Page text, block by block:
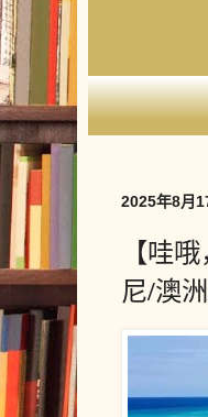
2025年8月
【哇
尼/澳